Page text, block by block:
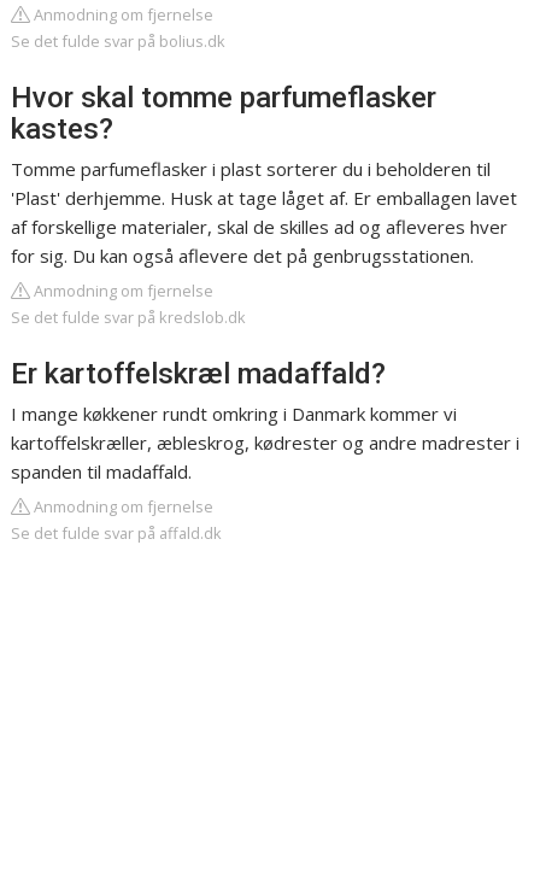
Anmodning om fjernelse
Se det fulde svar på bolius.dk
Hvor skal tomme parfumeflasker
kastes?
Tomme parfumeflasker i plast sorterer du i beholderen til
'Plast' derhjemme. Husk at tage låget af. Er emballagen lavet
af forskellige materialer, skal de skilles ad og afleveres hver
for sig. Du kan også aflevere det på genbrugsstationen.
Anmodning om fjernelse
Se det fulde svar på kredslob.dk
Er kartoffelskræl madaffald?
I mange køkkener rundt omkring i Danmark kommer vi
kartoffelskræller, æbleskrog, kødrester og andre madrester i
spanden til madaffald.
Anmodning om fjernelse
Se det fulde svar på affald.dk